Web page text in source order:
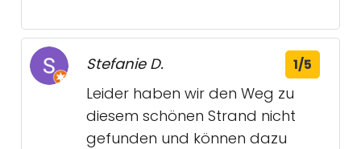
Stefanie D. 1/5
Leider haben wir den Weg zu
diesem schönen Strand nicht
gefunden und können dazu